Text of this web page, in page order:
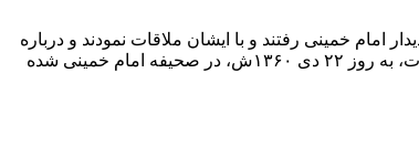
خمینی رفتند و با ایشان ملاقات نمودند و درباره
اوضاع گیلان گزارش داد و راهکار و دستورات ایشان را درباره مسائل جاری کشور و گیلان می شنیدند. متن کامل بیانات امام خمینی در یکی از جلسات، به روز ۲۲ دى ۱۳۶۰ش، در صحیفه امام خمینی شده